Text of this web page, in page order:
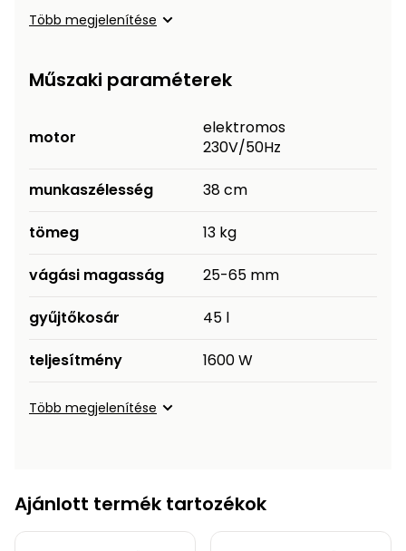
Több megjelenítése
Műszaki paraméterek
motor
elektromos
230V/50Hz
munkaszélesség 38 cm
tömeg 13 kg
vágási magasság 25-65 mm
gyűjtőkosár 45 l
teljesítmény 1600 W
Több megjelenítése
Ajánlott termék tartozékok